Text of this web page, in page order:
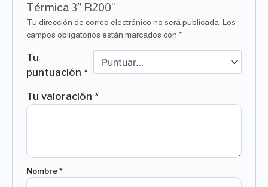
Térmica 3″ R200”
Tu dirección de correo electrónico no será publicada. Los
campos obligatorios están marcados con*
Tu
puntuación*
Tu valoración*
Nombre*